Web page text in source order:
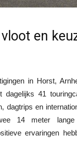
en
in Horst,
dagelijks 41
dagtrips en
14 meter lange
ervaringen